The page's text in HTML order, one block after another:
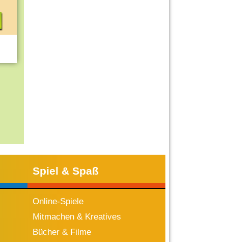
Spiel & Spaß
Online-Spiele
Mitmachen & Kreatives
Bücher & Filme